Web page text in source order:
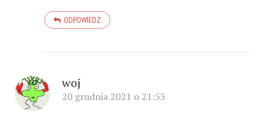
ODPOWIEDZ
woj
20 grudnia 2021 o 21:53